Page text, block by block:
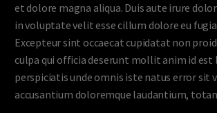
et dolore magna aliqua. Duis aute irure
in voluptate velit esse cillum dolore eu
Excepteur sint occaecat cupidatat non
culpa qui officia deserunt mollit anim id est
perspiciatis unde omnis iste natus error sit
accusantium doloremque laudantium,